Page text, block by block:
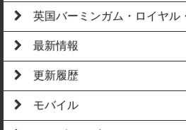
英国バーミンガム・ロイヤル
最新情報
更新履歴
モバイル